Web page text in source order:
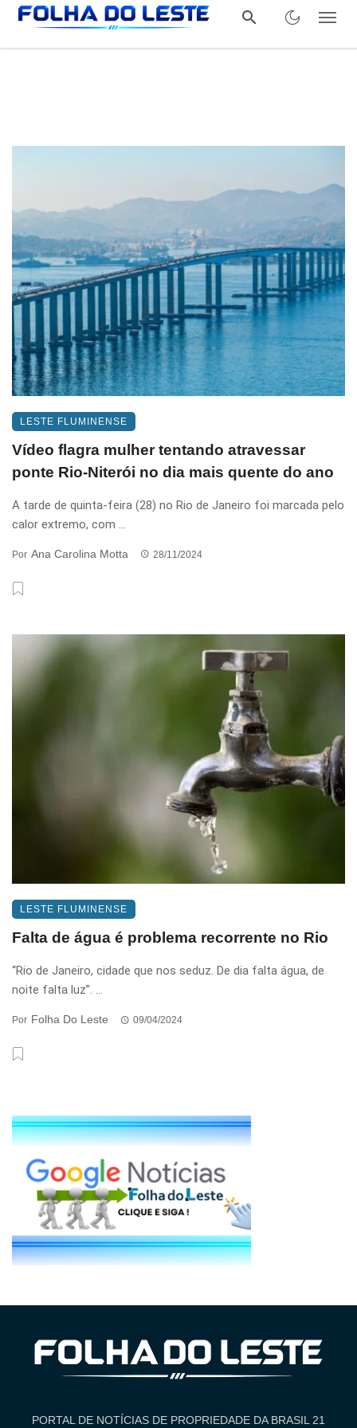
LESTE FLUMINENSE
Vídeo flagra mulher tentando atravessar
ponte Rio-Niterói no dia mais quente do ano
A tarde de quinta-feira (28) no Rio de Janeiro foi marcada pelo
calor extremo, com ...
Por Ana Carolina Motta 28/11/2024
LESTE FLUMINENSE
Falta de água é problema recorrente no Rio
“Rio de Janeiro, cidade que nos seduz. De dia falta água, de
noite falta luz”. ...
Por Folha Do Leste 09/04/2024
PORTAL DE NOTÍCIAS DE PROPRIEDADE DA BRASIL 21